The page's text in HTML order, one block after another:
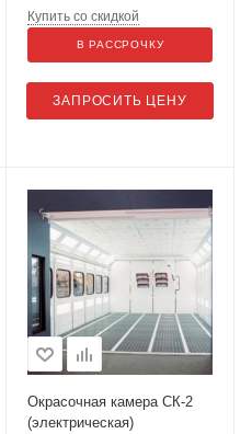
ЗАПРОСИТЬ ЦЕНУ
Купить со скидкой
В РАССРОЧКУ
Окрасочная камера СК-2
(электрическая)